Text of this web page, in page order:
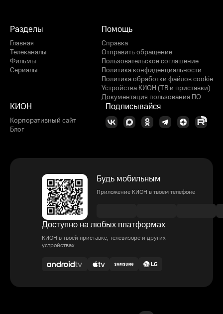
Разделы
Главная
Телеканалы
Фильмы
Сериалы
Помощь
Справка
Отправить обращение
Пользовательское соглашение
Политика конфиденциальности
Политика обработки файлов cookie
Устройства КИОН (ТВ и приставки)
Документация пользования ПО
КИОН
Корпоративный сайт
Блог
Подписывайся
Будь мобильным
Приложение КИОН в твоем телефоне
Доступно на любых платформах
КИОН в твоей приставке, телевизоре и других
устройствах